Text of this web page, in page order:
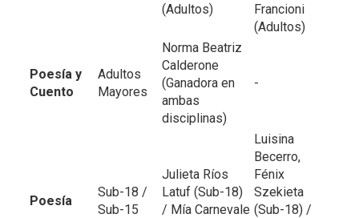
(Adultos)
Francioni
(Adultos)
Poesía y
Cuento
Adultos
Mayores
Norma Beatriz
Calderone
(Ganadora en
ambas
disciplinas)
-
Poesía
Sub-18 /
Sub-15
Julieta Ríos
Latuf (Sub-18)
/ Mía Carnevale
Luisina
Becerro,
Fénix
Szekieta
(Sub-18) /